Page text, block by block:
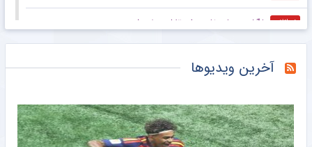
خبرانلاین بازگشت ستاره خارجی استقلال منتفی شد
ویدیو| تمرین رئال مادرید با حضور تازه واردها
خبرورزشی کیش کاندیدای میزبانی از مسابقات آسیایی
خبرورزشی سرمربی جدید قهرمان لیگ نخبگان آسیا مشخص شد
آخرین ویدیوها